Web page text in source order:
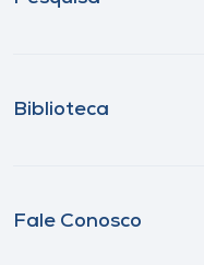
Biblioteca
Fale Conosco